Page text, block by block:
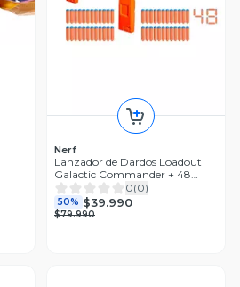
Nerf
Lanzador de Dardos Loadout
Galactic Commander + 48
Dardos
0(0)
50% $39.990
$79.990